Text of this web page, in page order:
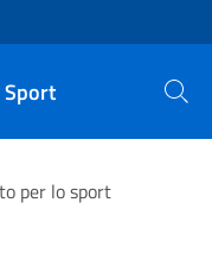
Cerca
per lo sport